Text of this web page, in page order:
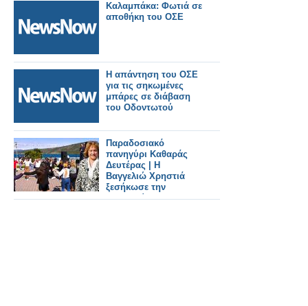
Καλαμπάκα: Φωτιά σε
αποθήκη του ΟΣΕ
Η απάντηση του ΟΣΕ
για τις σηκωμένες
μπάρες σε διάβαση
του Οδοντωτού
Παραδοσιακό
πανηγύρι Καθαράς
Δευτέρας | Η
Βαγγελιώ Χρηστιά
ξεσήκωσε την
Αμφιλοχία